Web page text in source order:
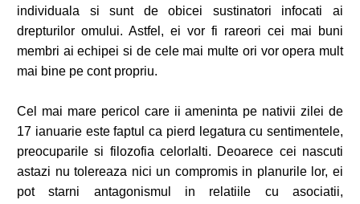
individuala si sunt de obicei sustinatori infocati ai
drepturilor omului. Astfel, ei vor fi rareori cei mai buni
membri ai echipei si de cele mai multe ori vor opera mult
mai bine pe cont propriu.
Cel mai mare pericol care ii ameninta pe nativii zilei de
17 ianuarie este faptul ca pierd legatura cu sentimentele,
preocuparile si filozofia celorlalti. Deoarece cei nascuti
astazi nu tolereaza nici un compromis in planurile lor, ei
pot starni antagonismul in relatiile cu asociatii,